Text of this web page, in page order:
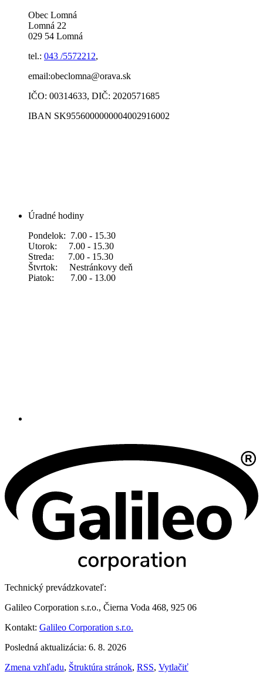
Obec Lomná
Lomná 22
029 54 Lomná
tel.: 043 /5572212,
email:obeclomna@orava.sk
IČO: 00314633, DIČ: 2020571685
IBAN SK9556000000004002916002
Úradné hodiny
Pondelok: 7.00 - 15.30
Utorok: 7.00 - 15.30
Streda: 7.00 - 15.30
Štvrtok: Nestránkovy deň
Piatok: 7.00 - 13.00
Technický prevádzkovateľ:
Galileo Corporation s.r.o., Čierna Voda 468, 925 06
Kontakt: Galileo Corporation s.r.o.
Posledná aktualizácia: 6. 8. 2026
Zmena vzhľadu, Štruktúra stránok, RSS, Vytlačiť